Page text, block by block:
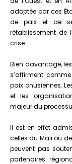
adoptée par ces
de paix et de
rétablissement de
crise.
Bien davantage,
s’affirment
paix onusiennes.
et les
majeur du
Il est en effet
celles du Mali ou
peuvent pas
partenaires